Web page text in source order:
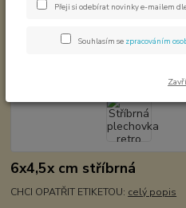
Stříbrná
uzávěr
6x4,5x cm stříbrná
CHCI OPATŘIT ETIKETOU: celý popis
Přeji si odebírat novinky e-mailem
Souhlasím se zpracováním